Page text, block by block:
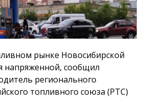
рынке Новосибирской
напряженной, сообщил
регионального
топливного союза (РТС)